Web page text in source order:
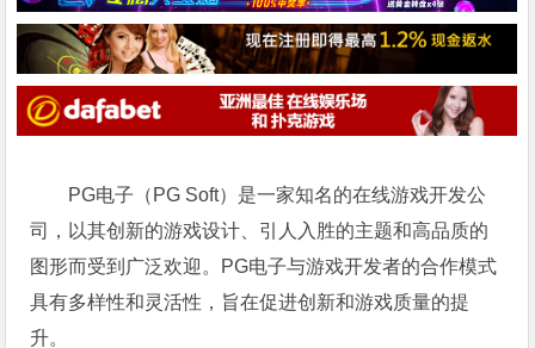
PG电子（PG Soft）是一家知名的在线游戏开发公
司，以其创新的游戏设计、引人入胜的主题和高品质的
图形而受到广泛欢迎。PG电子与游戏开发者的合作模式
具有多样性和灵活性，旨在促进创新和游戏质量的提
升。